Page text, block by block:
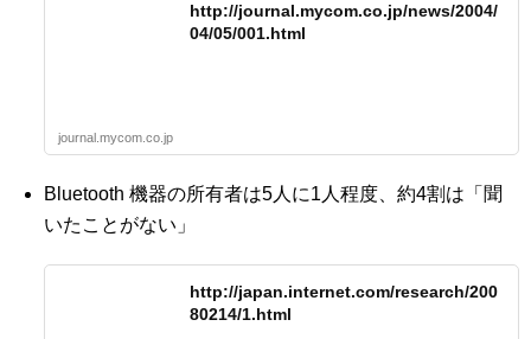
http://journal.mycom.co.jp/news/2004/
04/05/001.html
journal.mycom.co.jp
Bluetooth 機器の所有者は5人に1人程度、約4割は「聞
いたことがない」
http://japan.internet.com/research/200
80214/1.html